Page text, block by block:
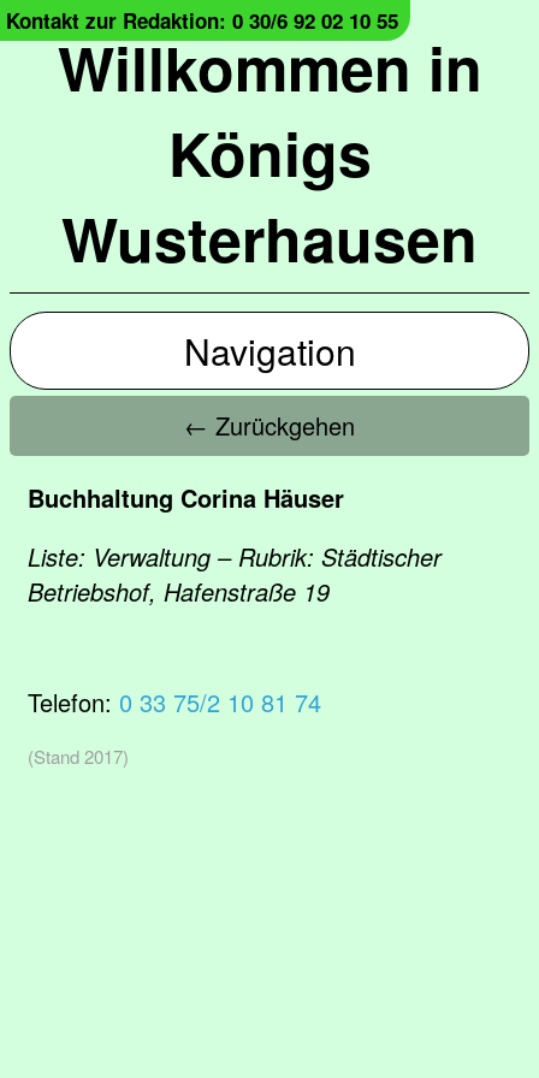
Willkommen in
Königs
Wusterhausen
Kontakt zur Redaktion: 0 30/6 92 02 10 55
Navigation
← Zurückgehen
Buchhaltung Corina Häuser
Liste: Verwaltung – Rubrik: Städtischer
Betriebshof, Hafenstraße 19
Telefon: 0 33 75/2 10 81 74
(Stand 2017)